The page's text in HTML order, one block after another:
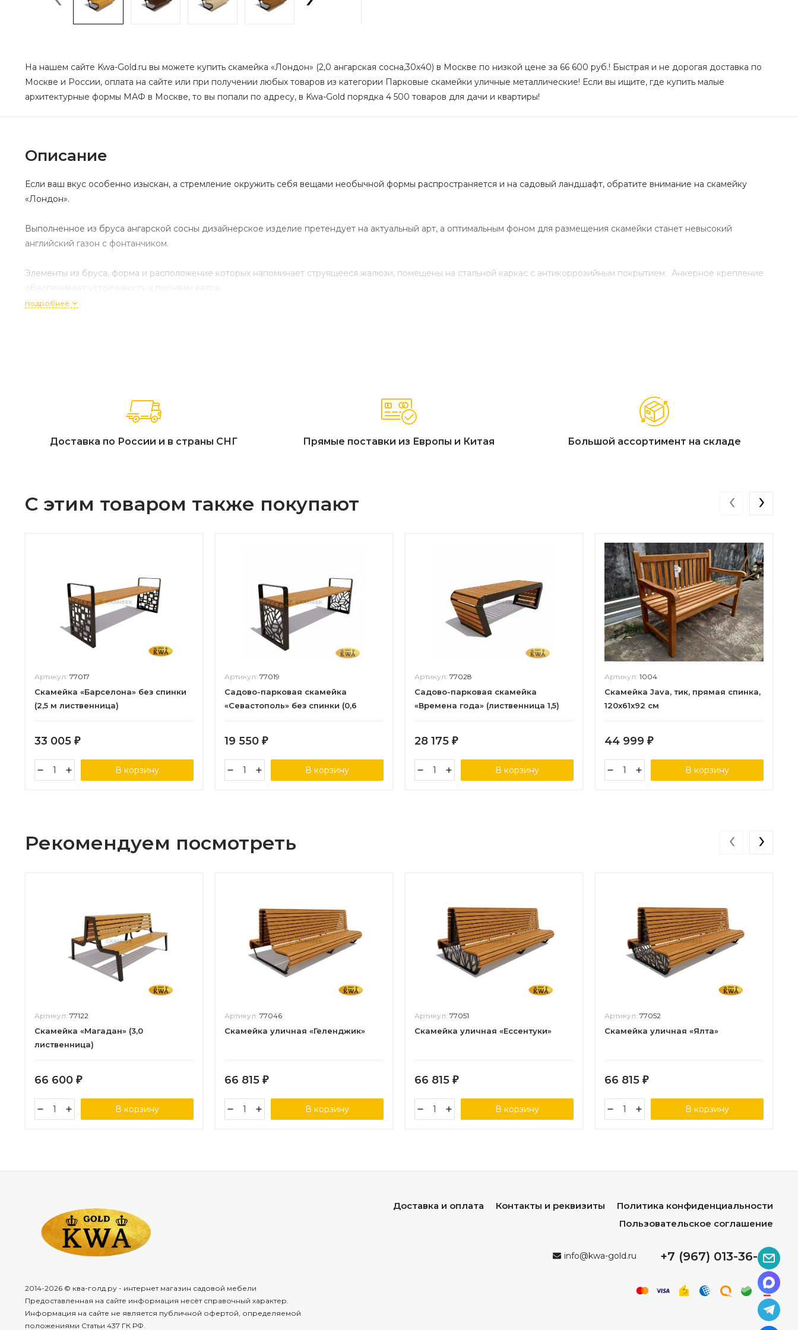
На нашем сайте Kwa-Gold.ru вы можете купить скамейка «Лондон» (2,0 ангарская сосна,30х40) в Москве по низкой цене за 66 600 руб.! Быстрая и не дорогая доставка по
Москве и России, оплата на сайте или при получении любых товаров из категории Парковые скамейки уличные металлические! Если вы ищите, где купить малые
архитектурные формы МАФ в Москве, то вы попали по адресу, в Kwa-Gold порядка 4 500 товаров для дачи и квартиры!
Описание
Если ваш вкус особенно изыскан, а стремление окружить себя вещами необычной формы распространяется и на садовый ландшафт, обратите внимание на скамейку
«Лондон».
Выполненное из бруса ангарской сосны дизайнерское изделие претендует на актуальный арт, а оптимальным фоном для размещения скамейки станет невысокий
английский газон с фонтанчиком.
Элементы из бруса, форма и расположение которых напоминает струящееся жалюзи, помещены на стальной каркас с антикоррозийным покрытием. Анкерное крепление
обеспечивает устойчивость к порывам ветра.
подробнее
Доставка по России и в страны СНГ Прямые поставки из Европы и Китая Большой ассортимент на складе
С этим товаром также покупают
Артикул: 77017
Скамейка «Барселона» без спинки
(2,5 м лиственница)
33 005 ₽
В корзину
Артикул: 77019
Садово-парковая скамейка
«Севастополь» без спинки (0,6
19 550 ₽
В корзину
Артикул: 77028
Садово-парковая скамейка
«Времена года» (лиственница 1,5)
28 175 ₽
В корзину
Артикул: 1004
Скамейка Java, тик, прямая спинка,
120x61x92 см
44 999 ₽
В корзину
‹ ›
Рекомендуем посмотреть
Артикул: 77122
Скамейка «Магадан» (3,0
лиственница)
66 600 ₽
В корзину
Артикул: 77046
Скамейка уличная «Геленджик»
66 815 ₽
В корзину
Артикул: 77051
Скамейка уличная «Ессентуки»
66 815 ₽
В корзину
Артикул: 77052
Скамейка уличная «Ялта»
66 815 ₽
В корзину
‹ ›
2014-2026 © ква-голд.ру - интернет магазин садовой мебели
Предоставленная на сайте информация несёт справочный характер.
Информация на сайте не является публичной офертой, определяемой
положениями Статьи 437 ГК РФ.
Доставка и оплата Контакты и реквизиты
Политика конфиденциальности
Пользовательское соглашение
info@kwa-gold.ru +7 (967) 013-36-96